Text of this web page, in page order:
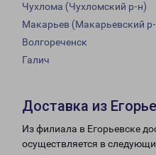
Чухлома (Чухломский р-н)
Макарьев (Макарьевский
Волгореченск
Галич
Доставка из
Из филиала в Егорьевске
осуществляется в